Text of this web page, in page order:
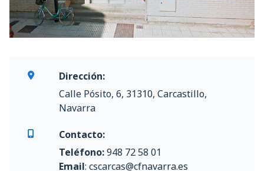
Dirección:
Calle Pósito, 6, 31310, Carcastillo,
Navarra
Contacto:
Teléfono:948 72 58 01
Email: cscarcas@cfnavarra.es